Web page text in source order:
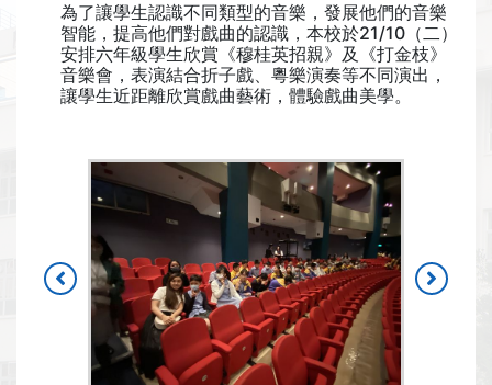
為了讓學生認識不同類型的音樂，發展他們的音樂
智能，提高他們對戲曲的認識，本校於21/10（二）
安排六年級學生欣賞《穆桂英招親》及《打金枝》
音樂會，表演結合折子戲、粵樂演奏等不同演出，
讓學生近距離欣賞戲曲藝術，體驗戲曲美學。